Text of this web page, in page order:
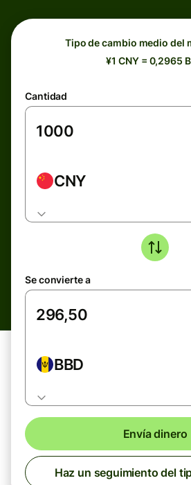
Tipo de cambio medio del
¥1 CNY = 0,2965
Cantidad
CNY
Se convierte a
BBD
Envía dinero
Haz un seguimiento del